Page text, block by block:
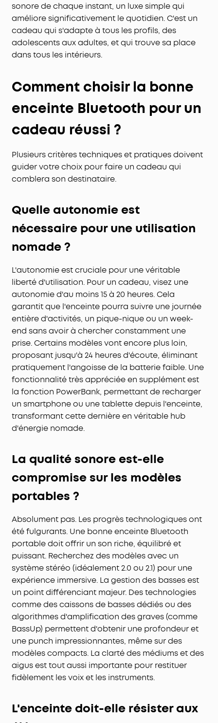
sonore de chaque instant, un luxe simple qui
améliore significativement le quotidien. C'est un
cadeau qui s'adapte à tous les profils, des
adolescents aux adultes, et qui trouve sa place
dans tous les intérieurs.
Comment choisir la bonne
enceinte Bluetooth pour un
cadeau réussi ?
Plusieurs critères techniques et pratiques doivent
guider votre choix pour faire un cadeau qui
comblera son destinataire.
Quelle autonomie est
nécessaire pour une utilisation
nomade ?
L'autonomie est cruciale pour une véritable
liberté d'utilisation. Pour un cadeau, visez une
autonomie d'au moins 15 à 20 heures. Cela
garantit que l'enceinte pourra suivre une journée
entière d'activités, un pique-nique ou un week-
end sans avoir à chercher constamment une
prise. Certains modèles vont encore plus loin,
proposant jusqu'à 24 heures d'écoute, éliminant
pratiquement l'angoisse de la batterie faible. Une
fonctionnalité très appréciée en supplément est
la fonction PowerBank, permettant de recharger
un smartphone ou une tablette depuis l'enceinte,
transformant cette dernière en véritable hub
d'énergie nomade.
La qualité sonore est-elle
compromise sur les modèles
portables ?
Absolument pas. Les progrès technologiques ont
été fulgurants. Une bonne enceinte Bluetooth
portable doit offrir un son riche, équilibré et
puissant. Recherchez des modèles avec un
système stéréo (idéalement 2.0 ou 2.1) pour une
expérience immersive. La gestion des basses est
un point différenciant majeur. Des technologies
comme des caissons de basses dédiés ou des
algorithmes d'amplification des graves (comme
BassUp) permettent d'obtenir une profondeur et
une punch impressionnantes, même sur des
modèles compacts. La clarté des médiums et des
aigus est tout aussi importante pour restituer
fidèlement les voix et les instruments.
L'enceinte doit-elle résister aux